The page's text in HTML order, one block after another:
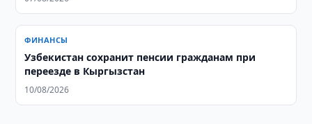
ФИНАНСЫ
Узбекистан сохранит пенсии гражданам при
переезде в Кыргызстан
10/08/2026